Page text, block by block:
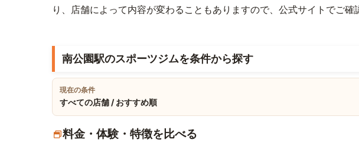
り、店舗によって内容が変わることもありますので、公式サイトでご確
南公園駅のスポーツジムを条件から探す
現在の条件
すべての店舗 / おすすめ順
料金・体験・特徴を比べる